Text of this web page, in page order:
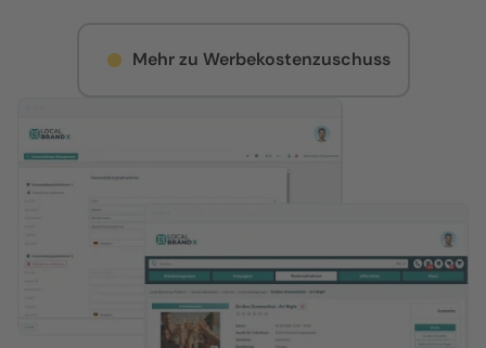
Mehr zu Werbekostenzuschuss